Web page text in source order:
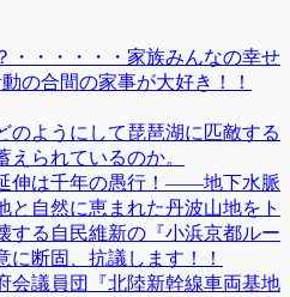
・・・・・・家族みんなの幸せ
の合間の家事が大好き！！
のようにして琵琶湖に匹敵する
えられているのか。
伸は千年の愚行！――地下水脈
と自然に恵まれた丹波山地をト
する自民維新の『小浜京都ルー
に断固、抗議します！！
会議員団『北陸新幹線車両基地